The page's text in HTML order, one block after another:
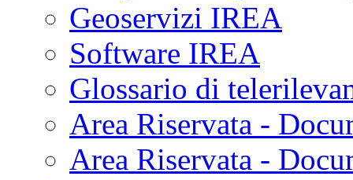
Geoservizi IREA
Software IREA
Glossario di
Area Riservata -
Area Riservata -